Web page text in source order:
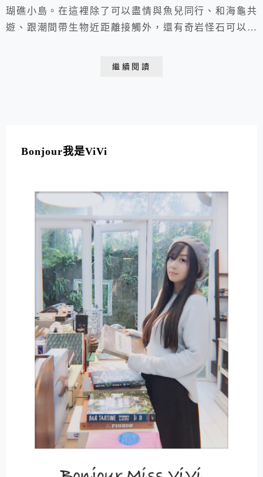
瑚礁小島。在這裡除了可以盡情與魚兒同行、和海龜共
遊、跟潮間帶生物近距離接觸外，還有奇岩怪石可以探
繼續閱讀
Bonjour我是ViVi